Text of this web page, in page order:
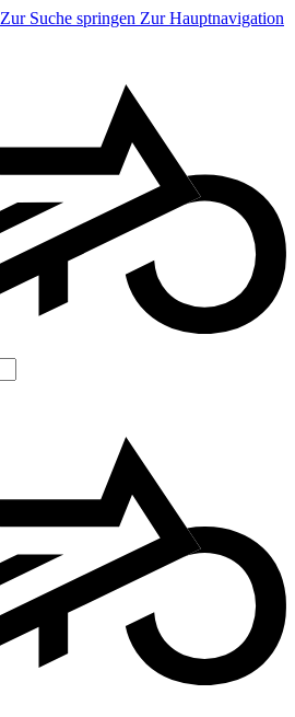
Zur Suche springen Zur Hauptnavigation